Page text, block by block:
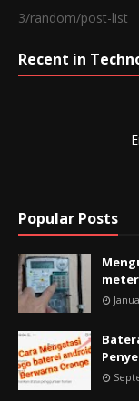
3/random/post-list
Recent in
Popular Posts